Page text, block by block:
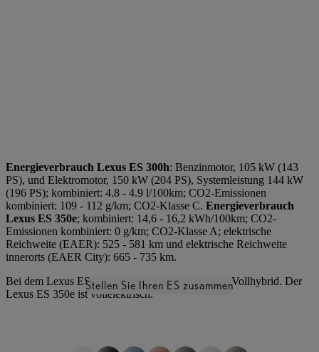
Energieverbrauch Lexus ES 300h: Benzinmotor, 105 kW (143
PS), und Elektromotor, 150 kW (204 PS), Systemleistung 144 kW
(196 PS); kombiniert: 4.8 - 4.9 l/100km; CO2-Emissionen
kombiniert: 109 - 112 g/km; CO2-Klasse C. Energieverbrauch
Lexus ES 350e; kombiniert: 14,6 - 16,2 kWh/100km; CO2-
Emissionen kombiniert: 0 g/km; CO2-Klasse A; elektrische
Reichweite (EAER): 525 - 581 km und elektrische Reichweite
innerorts (EAER City): 665 - 735 km.
Bei dem Lexus ES 300h handelt es sich um einen Vollhybrid. Der
Lexus ES 350e ist vollelektrisch.
von
Stellen Sie Ihren ES zusammen
*Abbildung zeigt Sonderausstattung